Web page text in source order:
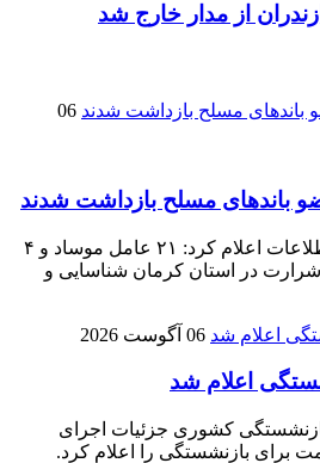
06
محمودآباد آنلاین : وزارت اطلاعات اعلام کرد: ۲۱ عامل موساد و ۴
در استان کرمان شناسایی و
06 آگوست 2026
اعلام شد
بازنشستگی کشوری جزئیات اجرای
برای بازنشستگی را اعلام کرد.